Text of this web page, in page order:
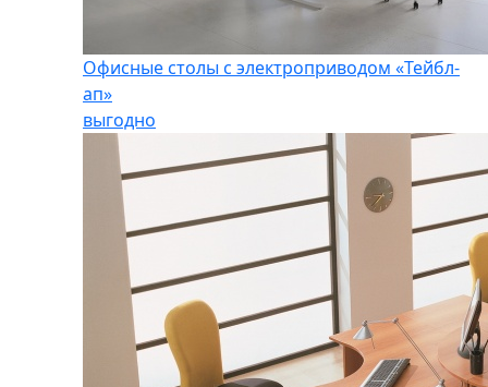
Офисные столы с электроприводом «Тейбл-
ап»
выгодно